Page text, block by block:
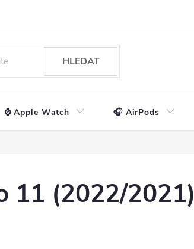
HLEDAT
⌚ Apple Watch 🎧 AirPods
11 (2022/2021)